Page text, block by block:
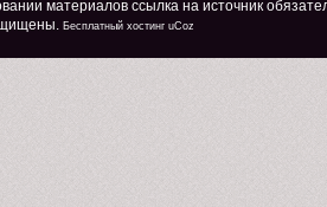
материалов ссылка на источник
Бесплатный хостинг uCoz